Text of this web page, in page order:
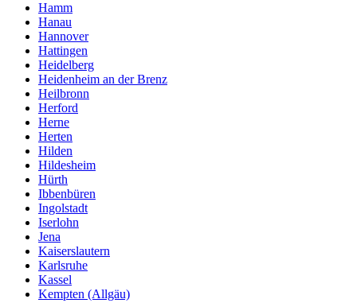
Hamm
Hanau
Hannover
Hattingen
Heidelberg
Heidenheim an der Brenz
Heilbronn
Herford
Herne
Herten
Hilden
Hildesheim
Hürth
Ibbenbüren
Ingolstadt
Iserlohn
Jena
Kaiserslautern
Karlsruhe
Kassel
Kempten (Allgäu)